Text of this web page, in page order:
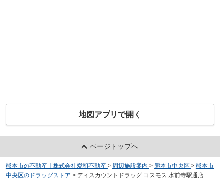
地図アプリで開く
ページトップへ
熊本市の不動産｜株式会社愛和不動産 > 周辺施設案内 > 熊本市中央区 > 熊本市
中央区のドラッグストア > ディスカウントドラッグ コスモス 水前寺駅通店